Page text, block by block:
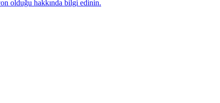
olduğu hakkında bilgi edinin.